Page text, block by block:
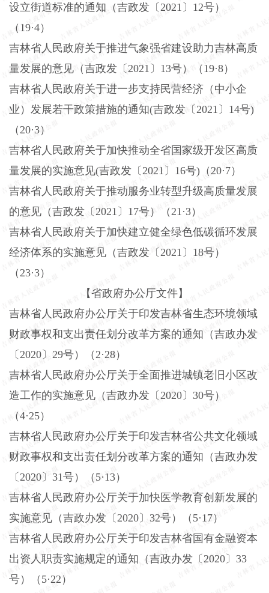
设立街道标准的通知（吉政发〔2021〕12号）
（19·4）
吉林省人民政府关于推进气象强省建设助力吉林高质
量发展的意见（吉政发〔2021〕13号）（19·8）
吉林省人民政府关于进一步支持民营经济（中小企
业）发展若干政策措施的通知(吉政发〔2021〕14号)
（20·3）
吉林省人民政府关于加快推动全省国家级开发区高质
量发展的实施意见(吉政发〔2021〕16号)（20·7）
吉林省人民政府关于推动服务业转型升级高质量发展
的意见（吉政发〔2021〕17号）（21·3）
吉林省人民政府关于加快建立健全绿色低碳循环发展
经济体系的实施意见（吉政发〔2021〕18号）
（23·3）
【省政府办公厅文件】
吉林省人民政府办公厅关于印发吉林省生态环境领域
财政事权和支出责任划分改革方案的通知（吉政办发
〔2020〕29号）（2·28）
吉林省人民政府办公厅关于全面推进城镇老旧小区改
造工作的实施意见（吉政办发〔2020〕30号）
（4·25）
吉林省人民政府办公厅关于印发吉林省公共文化领域
财政事权和支出责任划分改革方案的通知（吉政办发
〔2020〕31号）（5·13）
吉林省人民政府办公厅关于加快医学教育创新发展的
实施意见（吉政办发〔2020〕32号）（5·17）
吉林省人民政府办公厅关于印发吉林省国有金融资本
出资人职责实施规定的通知（吉政办发〔2020〕33
号）（5·22）